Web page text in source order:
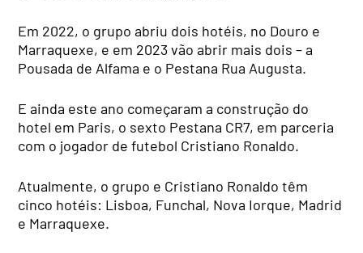
Em 2022, o grupo abriu dois hotéis, no Douro e
Marraquexe, e em 2023 vão abrir mais dois – a
Pousada de Alfama e o Pestana Rua Augusta.
E ainda este ano começaram a construção do
hotel em Paris, o sexto Pestana CR7, em parceria
com o jogador de futebol Cristiano Ronaldo.
Atualmente, o grupo e Cristiano Ronaldo têm
cinco hotéis: Lisboa, Funchal, Nova Iorque, Madrid
e Marraquexe.